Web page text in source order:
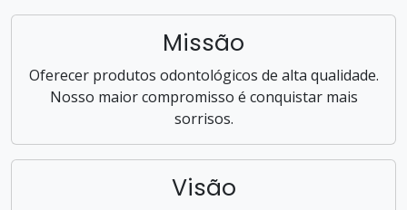
Missão
Oferecer produtos odontológicos de alta qualidade.
Nosso maior compromisso é conquistar mais
sorrisos.
Visão